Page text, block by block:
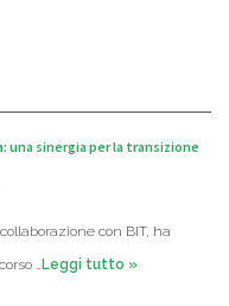
una sinergia per la transizione
con BIT, ha
…Leggi tutto »